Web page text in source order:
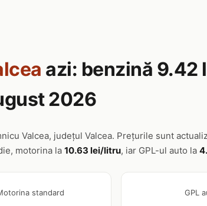
azi: benzină 9.42
2026
Valcea, județul Valcea. Prețurile sunt
motorina la 10.63 lei/litru, iar GPL-ul auto la
standard GPL